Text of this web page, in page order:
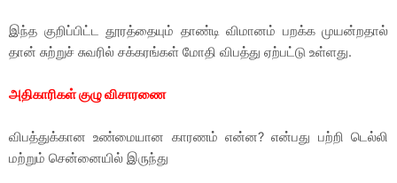
இந்த குறிப்பிட்ட தூரத்தையும் தாண்டி விமானம் பறக்க முயன்றதால்
தான் சுற்றுச் சுவரில் சக்கரங்கள் மோதி விபத்து ஏற்பட்டு உள்ளது.
அதிகாரிகள் குழு விசாரணை
விபத்துக்கான உண்மையான காரணம் என்ன? என்பது பற்றி டெல்லி
மற்றும் சென்னையில் இருந்து